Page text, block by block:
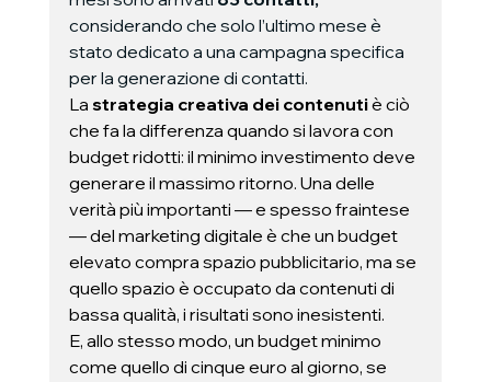
considerando che solo l’ultimo mese è
stato dedicato a una campagna specifica
per la generazione di contatti.
La strategia creativa dei contenuti è ciò
che fa la differenza quando si lavora con
budget ridotti: il minimo investimento deve
generare il massimo ritorno. Una delle
verità più importanti — e spesso fraintese
— del marketing digitale è che un budget
elevato compra spazio pubblicitario, ma se
quello spazio è occupato da contenuti di
bassa qualità, i risultati sono inesistenti.
E, allo stesso modo, un budget minimo
come quello di cinque euro al giorno, se